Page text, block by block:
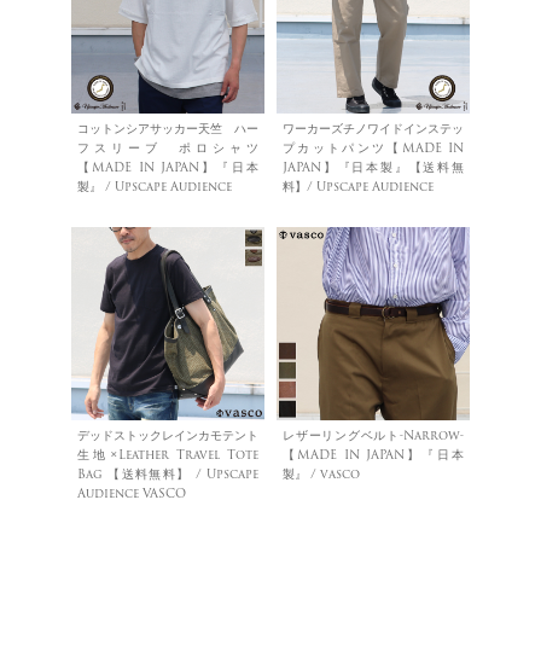
コットンシアサッカー天竺 ハー
フスリーブ ポロシャツ
【MADE IN JAPAN】『日本
製』 / Upscape Audience
ワーカーズチノワイドインステッ
プカットパンツ【MADE IN
JAPAN】『日本製』【送料無
料】/ Upscape Audience
デッドストックレインカモテント
生地×Leather Travel Tote
Bag 【送料無料】 / Upscape
Audience VASCO
レザーリングベルト-Narrow-
【MADE IN JAPAN】『日本
製』 / vasco